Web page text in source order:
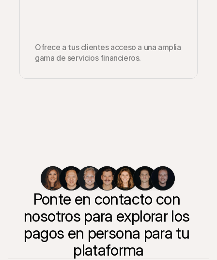
Ofrece a tus clientes acceso a una amplia
gama de servicios financieros.
Ponte en contacto con
nosotros para explorar los
pagos en persona para tu
plataforma